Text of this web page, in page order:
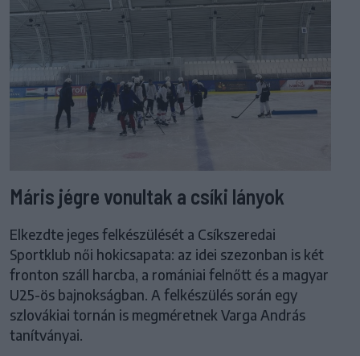
Máris jégre vonultak a csíki lányok
Elkezdte jeges felkészülését a Csíkszeredai
Sportklub női hokicsapata: az idei szezonban is két
fronton száll harcba, a romániai felnőtt és a magyar
U25-ös bajnokságban. A felkészülés során egy
szlovákiai tornán is megméretnek Varga András
tanítványai.